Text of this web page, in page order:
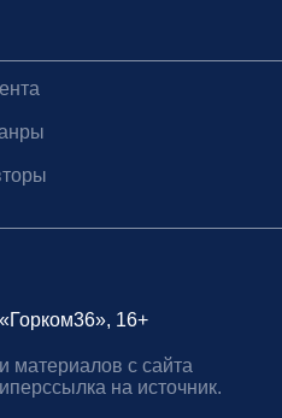
16+
материалов с сайта
на источник.